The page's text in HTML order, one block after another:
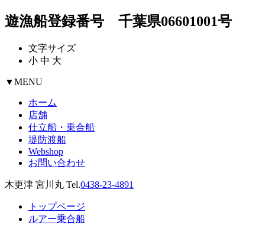
遊漁船登録番号 千葉県06601001号
文字サイズ
小 中 大
▼MENU
ホーム
店舗
仕立船・乗合船
堤防渡船
Webshop
お問い合わせ
木更津 宮川丸 Tel.0438-23-4891
トップページ
ルアー乗合船